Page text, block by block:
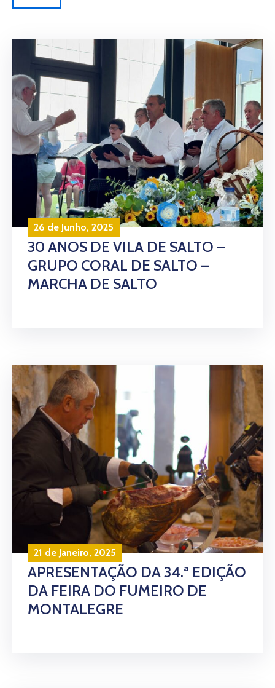
26 de Junho, 2025
30 ANOS DE VILA DE SALTO –
GRUPO CORAL DE SALTO –
MARCHA DE SALTO
21 de Janeiro, 2025
APRESENTAÇÃO DA 34.ª EDIÇÃO
DA FEIRA DO FUMEIRO DE
MONTALEGRE